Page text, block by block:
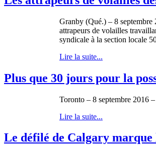
Granby (Qué.) – 8
attrapeurs de volailles
syndicale à la section locale
Lire la suite...
Plus que 30 jours pour la
Toronto – 8 septembre 2016
Lire la suite...
Le défilé de Calgary